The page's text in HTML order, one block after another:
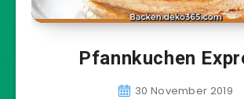
Pfannkuchen
30 November 2019